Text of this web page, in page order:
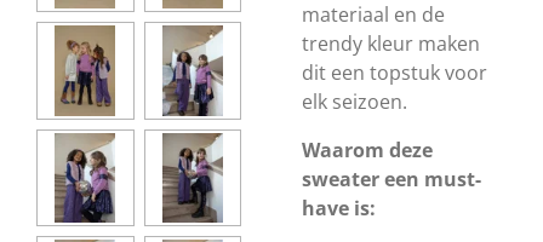
materiaal en de
trendy kleur maken
dit een topstuk voor
elk seizoen.
Waarom deze
sweater een must-
have is: